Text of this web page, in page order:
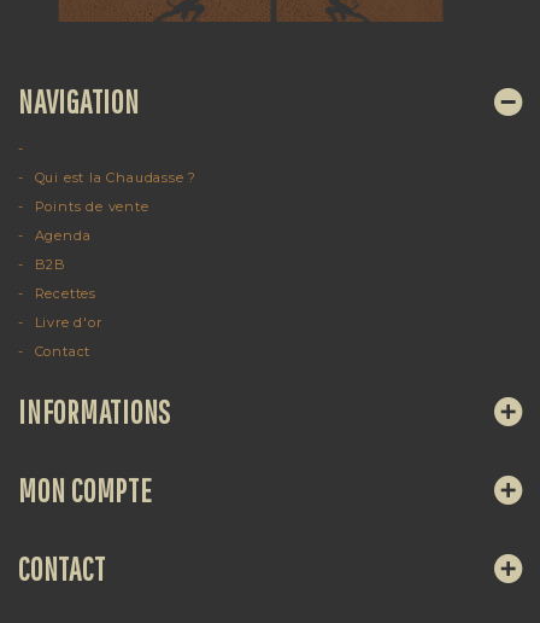
NAVIGATION
Qui est la Chaudasse ?
Points de vente
Agenda
B2B
Recettes
Livre d'or
Contact
INFORMATIONS
MON COMPTE
CONTACT